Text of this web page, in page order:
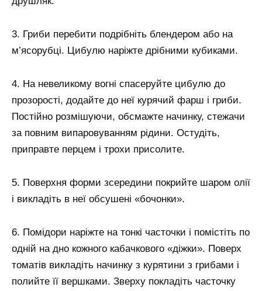
3. Гриби перебити подрібніть блендером або на
м’ясорубці. Цибулю наріжте дрібними кубиками.
4. На невеликому вогні спасеруйте цибулю до
прозорості, додайте до неї курячий фарш і гриби.
Постійно розмішуючи, обсмажте начинку, стежачи
за повним випаровуванням рідини. Остудіть,
приправте перцем і трохи присолите.
5. Поверхня форми зсередини покрийте шаром олії
і викладіть в неї обсушені «бочонки».
6. Помідори наріжте на тонкі часточки і помістіть по
одній на дно кожного кабачкового «діжки». Поверх
томатів викладіть начинку з курятини з грибами і
полийте її вершками. Зверху покладіть часточку